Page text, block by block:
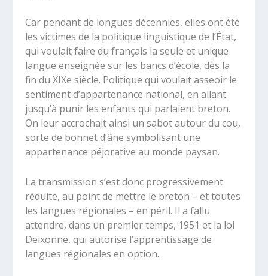
Car pendant de longues décennies, elles ont été
les victimes de la politique linguistique de l’État,
qui voulait faire du français la seule et unique
langue enseignée sur les bancs d’école, dès la
fin du XIXe siècle. Politique qui voulait asseoir le
sentiment d’appartenance national, en allant
jusqu’à punir les enfants qui parlaient breton.
On leur accrochait ainsi un sabot autour du cou,
sorte de bonnet d’âne symbolisant une
appartenance péjorative au monde paysan.
La transmission s’est donc progressivement
réduite, au point de mettre le breton – et toutes
les langues régionales – en péril. Il a fallu
attendre, dans un premier temps, 1951 et la loi
Deixonne, qui autorise l’apprentissage de
langues régionales en option.